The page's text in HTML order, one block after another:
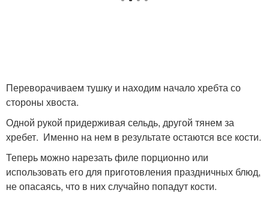
Переворачиваем тушку и находим начало хребта со
стороны хвоста.
Одной рукой придерживая сельдь, другой тянем за
хребет. Именно на нем в результате остаются все кости.
Теперь можно нарезать филе порционно или
использовать его для приготовления праздничных блюд,
не опасаясь, что в них случайно попадут кости.